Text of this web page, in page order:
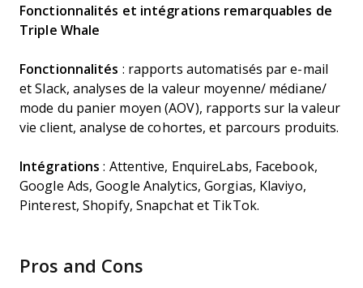
Fonctionnalités et intégrations remarquables de
Triple Whale
Fonctionnalités : rapports automatisés par e-mail
et Slack, analyses de la valeur moyenne/ médiane/
mode du panier moyen (AOV), rapports sur la valeur
vie client, analyse de cohortes, et parcours produits.
Intégrations : Attentive, EnquireLabs, Facebook,
Google Ads, Google Analytics, Gorgias, Klaviyo,
Pinterest, Shopify, Snapchat et TikTok.
Pros and Cons